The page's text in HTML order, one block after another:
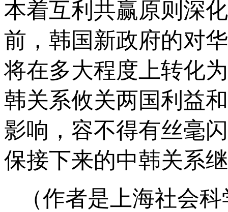
本着互利共赢原则深
前，韩国新政府的对
将在多大程度上转化
韩关系攸关两国利益
影响，容不得有丝毫
保接下来的中韩关系
（作者是上海社会